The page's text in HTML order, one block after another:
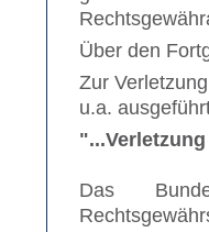
Über den
Zur
u.a.
Das